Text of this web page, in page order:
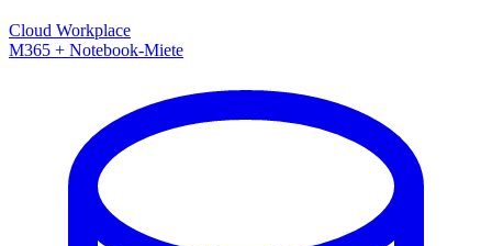
Cloud Workplace
M365 + Notebook-Miete